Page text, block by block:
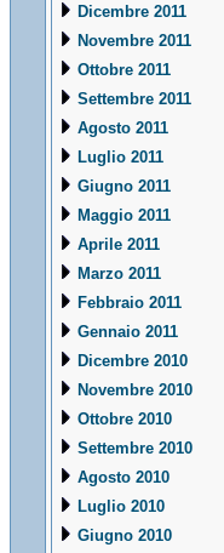
Dicembre 2011
Novembre 2011
Ottobre 2011
Settembre 2011
Agosto 2011
Luglio 2011
Giugno 2011
Maggio 2011
Aprile 2011
Marzo 2011
Febbraio 2011
Gennaio 2011
Dicembre 2010
Novembre 2010
Ottobre 2010
Settembre 2010
Agosto 2010
Luglio 2010
Giugno 2010